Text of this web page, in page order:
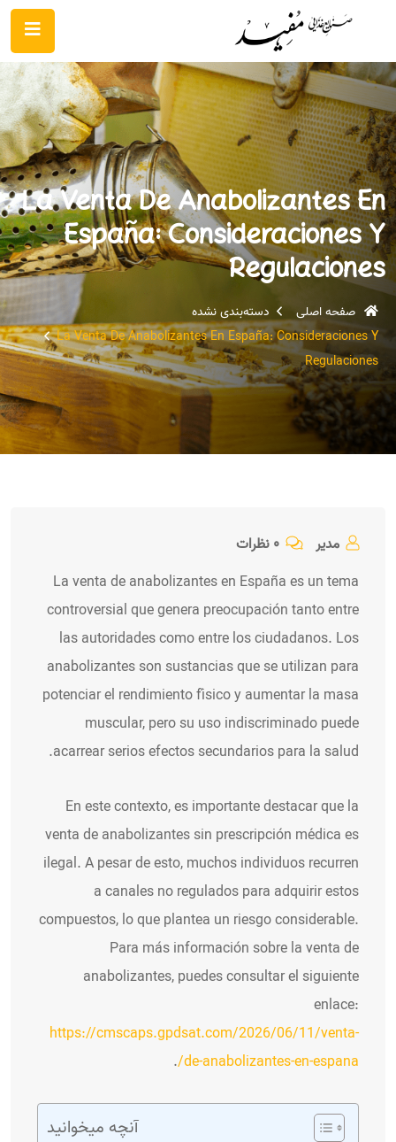
La Venta De Anabolizantes En
España: Consideraciones Y
Regulaciones
صفحه اصلی
دسته‌بندی نشده
La Venta De Anabolizantes En España: Consideraciones Y
Regulaciones
مدیر
۰ نظرات
La venta de anabolizantes en España es un tema
controversial que genera preocupación tanto entre
las autoridades como entre los ciudadanos. Los
anabolizantes son sustancias que se utilizan para
potenciar el rendimiento físico y aumentar la masa
muscular, pero su uso indiscriminado puede
acarrear serios efectos secundarios para la salud.
En este contexto, es importante destacar que la
venta de anabolizantes sin prescripción médica es
ilegal. A pesar de esto, muchos individuos recurren
a canales no regulados para adquirir estos
compuestos, lo que plantea un riesgo considerable.
Para más información sobre la venta de
anabolizantes, puedes consultar el siguiente
enlace:
https://cmscaps.gpdsat.com/2026/06/11/venta-
de-anabolizantes-en-espana/
.
آنچه میخوانید